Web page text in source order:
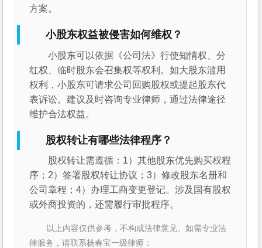
方案。
小股东权益被侵害如何维权？
小股东可以依据《公司法》行使知情权、分
红权、临时股东会召集权等权利。如大股东滥用
权利，小股东可请求公司回购股权或提起股东代
表诉讼。建议及时咨询专业律师，通过法律途径
维护合法权益。
股权转让有哪些法律程序？
股权转让需遵循：1）其他股东优先购买权程
序；2）签署股权转让协议；3）修改股东名册和
公司章程；4）办理工商变更登记。涉及国有股权
或外商投资的，还需履行审批程序。
以上内容仅供参考，不构成法律意见。如需专业法
律服务，请联系杨春宝一级律师：